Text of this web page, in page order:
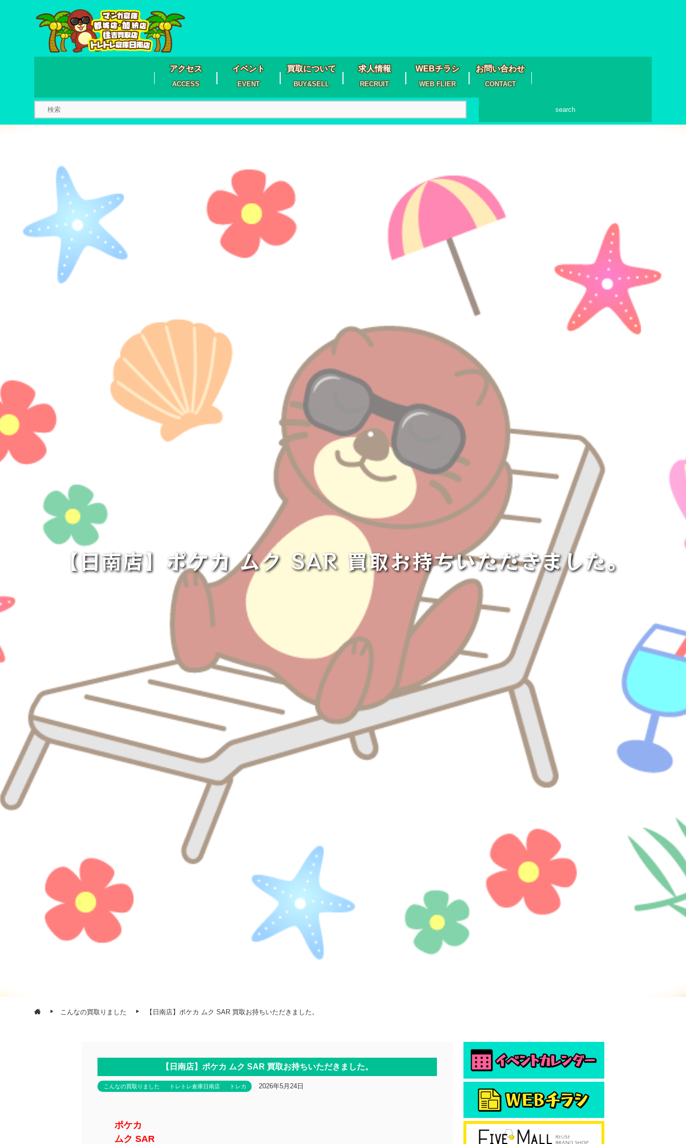
アクセス
ACCESS
イベント
EVENT
買取について
BUY&SELL
求人情報
RECRUIT
WEBチラシ
WEB FLIER
お問い合わせ
CONTACT
search
【日南店】ポケカ ムク SAR 買取お持ちいただきました。
こんなの買取りました 【日南店】ポケカ ムク SAR 買取お持ちいただきました。
【日南店】ポケカ ムク SAR 買取お持ちいただきました。
こんなの買取りました トレトレ倉庫日南店 トレカ 2026年5月24日
ポケカ
ムク SAR